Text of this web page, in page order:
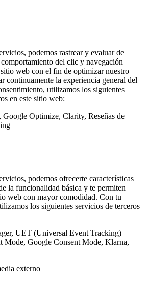
podemos rastrear y evaluar de
del clic y navegación
web con el fin de optimizar nuestro
continuamente la experiencia general del
utilizamos los siguientes
en este sitio web:
Optimize, Clarity, Reseñas de
podemos ofrecerte características
la funcionalidad básica y te permiten
web con mayor comodidad. Con tu
los siguientes servicios de terceros
UET (Universal Event Tracking)
Mode, Google Consent Mode, Klarna,
externo